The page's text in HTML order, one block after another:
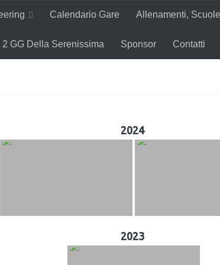
Calendario Gare Allenamenti,
2 GG Della Serenissima Sponsor Contatti
2024
2023